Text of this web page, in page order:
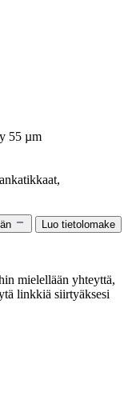
55 µm
Luo tietolomake
mielellään yhteyttä,
linkkiä siirtyäksesi